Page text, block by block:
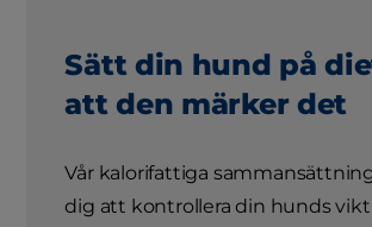
Sätt din hund på
att den märker det
Vår kalorifattiga
dig att kontrollera din hunds